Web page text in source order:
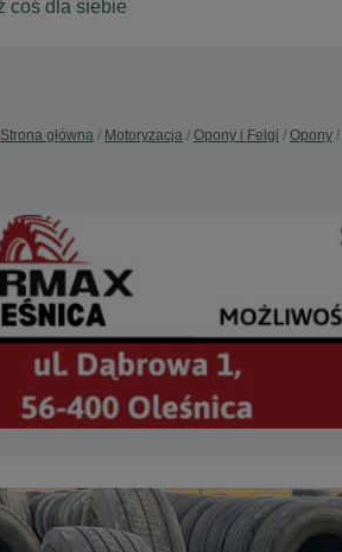
Strona główna Motoryzacja Opony i Felgi Opony